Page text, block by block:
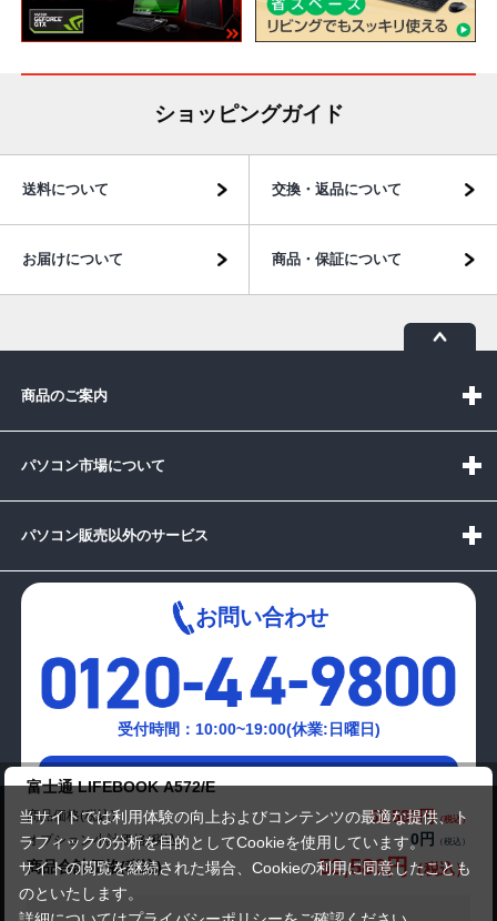
富士通 LIFEBOOK A572/E
商品価格(税込) 52,580円
オプション小計価格(税込)
0円
商品合計価格(税込)
52,580円
ショッピングガイド
送料について 交換・返品について
お届けについて 商品・保証について
商品のご案内
パソコン市場について
パソコン販売以外のサービス
お問い合わせ
受付時間：10:00~19:00(休業:日曜日)
メールでの
当サイトでは利用体験の向上およびコンテンツの最適な提供、ト
ラフィックの分析を目的としてCookieを使用しています。
サイトの閲覧を継続された場合、Cookieの利用に同意したことも
のといたします。